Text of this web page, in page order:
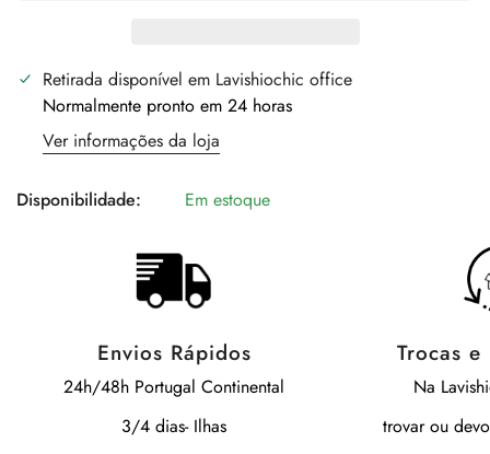
Retirada disponível em Lavishiochic office
Normalmente pronto em 24 horas
Ver informações da loja
Disponibilidade: Em estoque
Envios Rápidos
24h/48h Portugal Continental
3/4 dias- Ilhas
Trocas
Na
trovar ou